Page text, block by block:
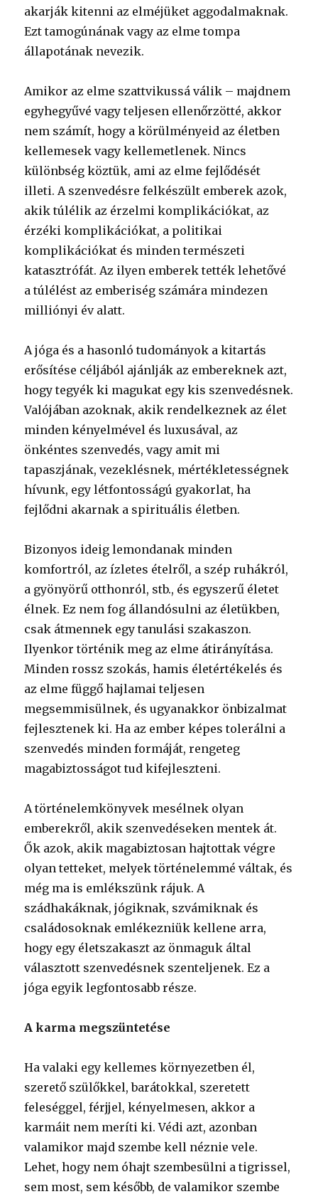
akarják kitenni az elméjüket aggodalmaknak.
Ezt tamogúnának vagy az elme tompa
állapotának nevezik.
Amikor az elme szattvikussá válik – majdnem
egyhegyűvé vagy teljesen ellenőrzötté, akkor
nem számít, hogy a körülményeid az életben
kellemesek vagy kellemetlenek. Nincs
különbség köztük, ami az elme fejlődését
illeti. A szenvedésre felkészült emberek azok,
akik túlélik az érzelmi komplikációkat, az
érzéki komplikációkat, a politikai
komplikációkat és minden természeti
katasztrófát. Az ilyen emberek tették lehetővé
a túlélést az emberiség számára mindezen
milliónyi év alatt.
A jóga és a hasonló tudományok a kitartás
erősítése céljából ajánlják az embereknek azt,
hogy tegyék ki magukat egy kis szenvedésnek.
Valójában azoknak, akik rendelkeznek az élet
minden kényelmével és luxusával, az
önkéntes szenvedés, vagy amit mi
tapaszjának, vezeklésnek, mértékletességnek
hívunk, egy létfontosságú gyakorlat, ha
fejlődni akarnak a spirituális életben.
Bizonyos ideig lemondanak minden
komfortról, az ízletes ételről, a szép ruhákról,
a gyönyörű otthonról, stb., és egyszerű életet
élnek. Ez nem fog állandósulni az életükben,
csak átmennek egy tanulási szakaszon.
Ilyenkor történik meg az elme átirányítása.
Minden rossz szokás, hamis életértékelés és
az elme függő hajlamai teljesen
megsemmisülnek, és ugyanakkor önbizalmat
fejlesztenek ki. Ha az ember képes tolerálni a
szenvedés minden formáját, rengeteg
magabiztosságot tud kifejleszteni.
A történelemkönyvek mesélnek olyan
emberekről, akik szenvedéseken mentek át.
Ők azok, akik magabiztosan hajtottak végre
olyan tetteket, melyek történelemmé váltak, és
még ma is emlékszünk rájuk. A
szádhakáknak, jógiknak, szvámiknak és
családosoknak emlékezniük kellene arra,
hogy egy életszakaszt az önmaguk által
választott szenvedésnek szenteljenek. Ez a
jóga egyik legfontosabb része.
A karma megszüntetése
Ha valaki egy kellemes környezetben él,
szerető szülőkkel, barátokkal, szeretett
feleséggel, férjjel, kényelmesen, akkor a
karmáit nem meríti ki. Védi azt, azonban
valamikor majd szembe kell néznie vele.
Lehet, hogy nem óhajt szembesülni a tigrissel,
sem most, sem később, de valamikor szembe